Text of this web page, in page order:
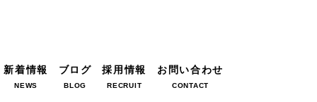
新着情報
NEWS
ブログ
BLOG
採用情報
RECRUIT
お問い合わせ
CONTACT